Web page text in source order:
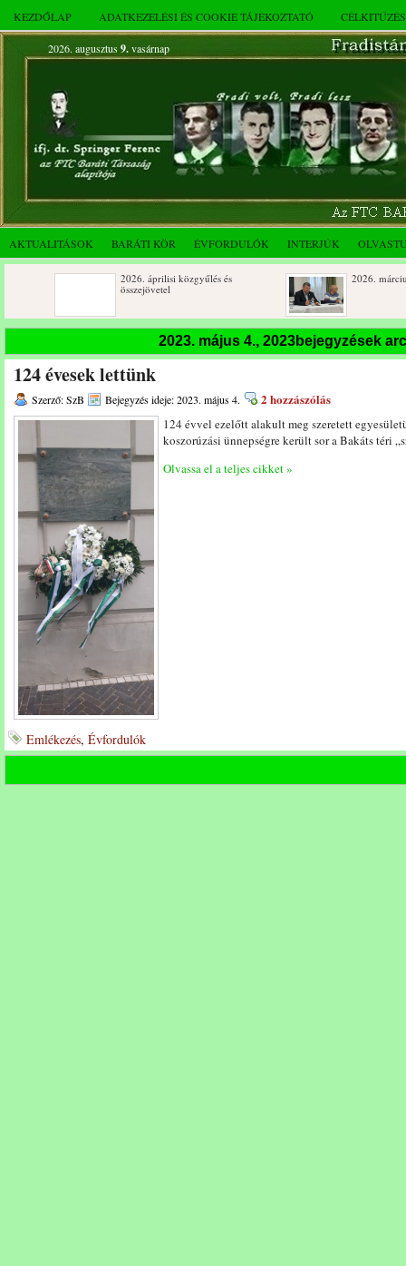
KEZDŐLAP ADATKEZELÉSI ÉS COOKIE TÁJÉKOZTATÓ
2026. augusztus 9.vasárnap
AKTUALITÁSOK BARÁTI KÖR ÉVFORDULÓK INTERJÚK
2026. áprilisi közgyűlés és
2026. márciusi
Születésnapi koszorúzások
Rendkívüli közgyűlés
novemberi összejövetel
Az FTC Baráti Kör 2025. októberi
összejövetel
2023. május 4., 2023bejegyzések
124 évesek lettünk
Szerző: SzB Bejegyzés ideje: 2023. május 4. 2 hozzászólás
124 évvel ezelőtt alakult meg szeretett
koszorúzási ünnepségre került sor a Bakáts téri
Olvassa el a teljes cikket »
Emlékezés, Évfordulók